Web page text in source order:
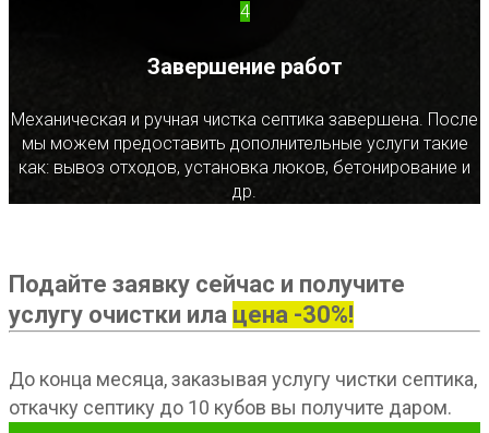
4
Завершение работ
Механическая и ручная чистка септика завершена. После
мы можем предоставить дополнительные услуги такие
как: вывоз отходов, установка люков, бетонирование и
др.
Подайте заявку сейчас и получите
услугу очистки ила цена -30%!
До конца месяца, заказывая услугу чистки септика,
откачку септику до 10 кубов вы получите даром.